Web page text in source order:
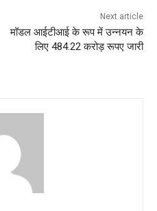
Next article
मॉडल आईटीआई के रूप में उन्नयन के
लिए 484.22 करोड़ रूपए जारी